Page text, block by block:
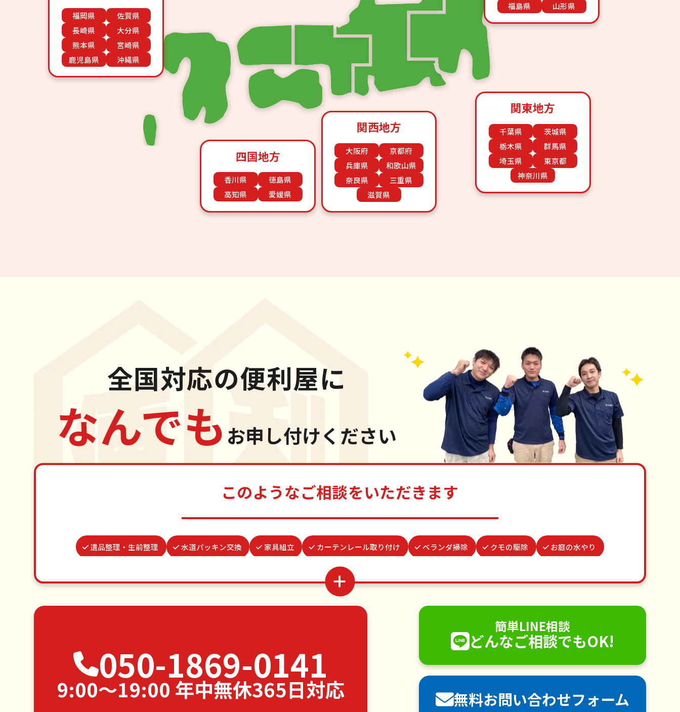
福島県
山形県
関東地方
千葉県
茨城県
栃木県
群馬県
埼玉県
東京都
神奈川県
関西地方
大阪府
京都府
兵庫県
和歌山県
奈良県
三重県
滋賀県
四国地方
香川県
徳島県
高知県
愛媛県
福岡県
佐賀県
長崎県
大分県
熊本県
宮崎県
鹿児島県
沖縄県
全国対応の便利屋に
なんでも お申し付けください
このようなご相談をいただきます
遺品整理・生前整理 水道パッキン交換 家具組立 カーテンレール取り付け ベランダ掃除 クモの駆除 お庭の水やり
買い物代行
結婚式代理出席 病院付き添い
電球交換 襖（ふすま）の張替え
空き家管理 各種代行 害獣駆除 ナメクジ駆除
050-1869-0141
9:00〜19:00 年中無休365日対応
簡単LINE相談
どんなご相談でもOK!
無料お問い合わせフォーム